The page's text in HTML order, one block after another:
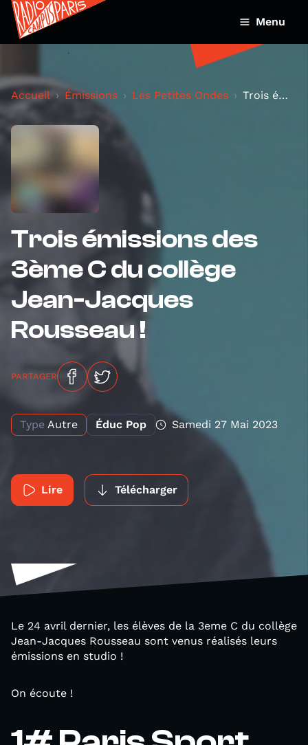
Menu
Accueil Émissions Les Petites Ondes Trois émissions des 3ème C du collège Jean-Jacques...
Trois émissions des
3ème C du collège
Jean-Jacques
Rousseau !
PARTAGER
Type Autre Éduc Pop Samedi 27 Mai 2023
Lire Télécharger
Le 24 avril dernier, les élèves de la 3eme C du collège
Jean-Jacques Rousseau sont venus réalisés leurs
émissions en studio !
On écoute !